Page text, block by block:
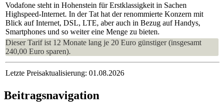
Vodafone steht in Hohenstein für Erstklassigkeit in Sachen
Highspeed-Internet. In der Tat hat der renommierte Konzern mit
Blick auf Internet, DSL, LTE, aber auch in Bezug auf Handys,
Smartphones und so weiter eine Menge zu bieten.
Dieser Tarif ist 12 Monate lang je 20 Euro günstiger (insgesamt
240,00 Euro sparen).
Letzte Preisaktualisierung: 01.08.2026
Beitragsnavigation